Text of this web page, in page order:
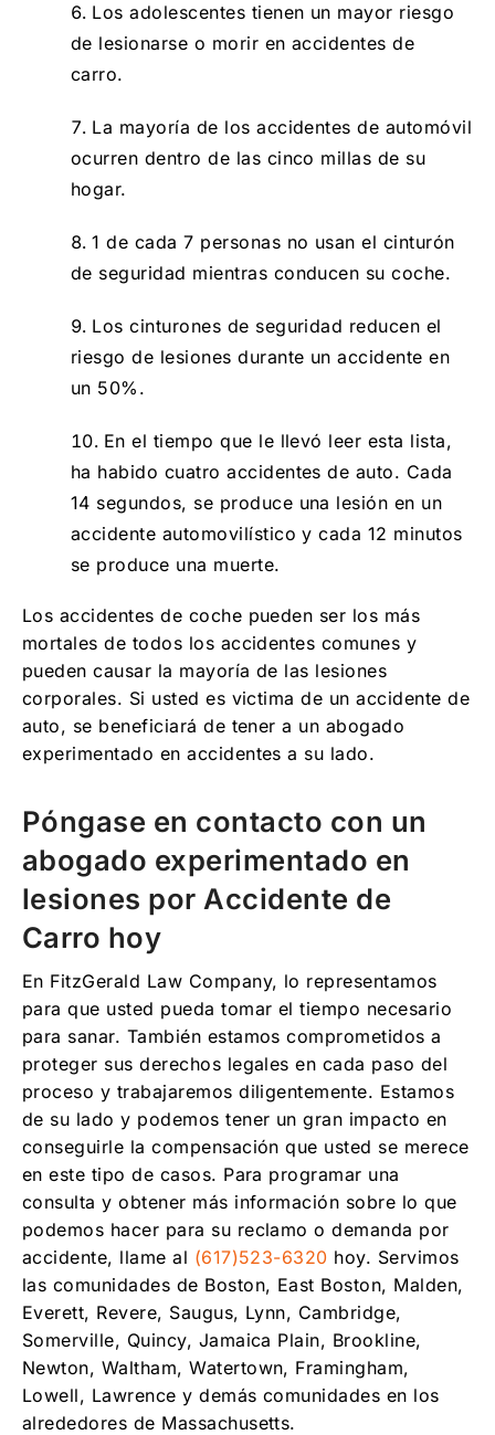
Los adolescentes tienen un mayor riesgo
de lesionarse o morir en accidentes de
carro.
La mayoría de los accidentes de automóvil
ocurren dentro de las cinco millas de su
hogar.
1 de cada 7 personas no usan el cinturón
de seguridad mientras conducen su coche.
Los cinturones de seguridad reducen el
riesgo de lesiones durante un accidente en
un 50%.
En el tiempo que le llevó leer esta lista,
ha habido cuatro accidentes de auto. Cada
14 segundos, se produce una lesión en un
accidente automovilístico y cada 12 minutos
se produce una muerte.
Los accidentes de coche pueden ser los más
mortales de todos los accidentes comunes y
pueden causar la mayoría de las lesiones
corporales. Si usted es victima de un accidente de
auto, se beneficiará de tener a un abogado
experimentado en accidentes a su lado.
Póngase en contacto con un
abogado experimentado en
lesiones por Accidente de
Carro hoy
En FitzGerald Law Company, lo representamos
para que usted pueda tomar el tiempo necesario
para sanar. También estamos comprometidos a
proteger sus derechos legales en cada paso del
proceso y trabajaremos diligentemente. Estamos
de su lado y podemos tener un gran impacto en
conseguirle la compensación que usted se merece
en este tipo de casos. Para programar una
consulta y obtener más información sobre lo que
podemos hacer para su reclamo o demanda por
accidente, llame al (617)523-6320 hoy. Servimos
las comunidades de Boston, East Boston, Malden,
Everett, Revere, Saugus, Lynn, Cambridge,
Somerville, Quincy, Jamaica Plain, Brookline,
Newton, Waltham, Watertown, Framingham,
Lowell, Lawrence y demás comunidades en los
alrededores de Massachusetts.